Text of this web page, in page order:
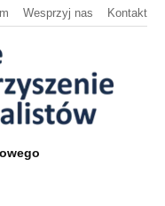
Wesprzyj nas Kontakt